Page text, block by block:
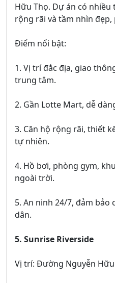
Hữu Thọ. Dự án có nhiều
rộng rãi và tầm nhìn
Điểm nổi bật:
1. Vị trí đắc địa, giao
trung tâm.
2. Gần Lotte Mart, dễ
3. Căn hộ rộng rãi, thiết
tự nhiên.
4. Hồ bơi, phòng gym,
ngoài trời.
5. An ninh 24/7, đảm
dân.
5. Sunrise Riverside
Vị trí: Đường Nguyễn